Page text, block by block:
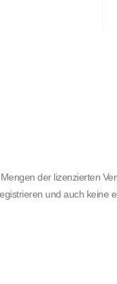
der lizenzierten
und auch keine